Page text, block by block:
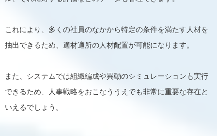
これにより、多くの社員のなかから特定の条件を満たす人材を
抽出できるため、適材適所の人材配置が可能になります。
また、システムでは組織編成や異動のシミュレーションも実行
できるため、人事戦略をおこなううえでも非常に重要な存在と
いえるでしょう。